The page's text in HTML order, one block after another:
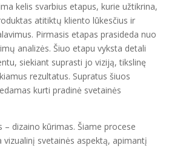
kelis svarbius etapus, kurie užtikrina,
atitiktų kliento lūkesčius ir
Pirmasis etapas prasideda nuo
analizės. Šiuo etapu vyksta detali
siekiant suprasti jo viziją, tikslinę
rezultatus. Supratus šiuos
kurti pradinė svetainės
– dizaino kūrimas. Šiame procese
vizualinį svetainės aspektą, apimantį